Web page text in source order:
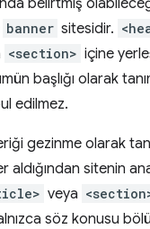
belirtmiş
banner sitesidir.
<section> içine
başlığı olarak
edilmez.
gezinme olarak
aldığından sitenin
veya
söz konusu